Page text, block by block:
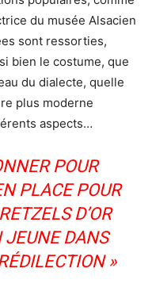
du musée Alsacien
sont ressorties,
bien le costume, que
du dialecte, quelle
plus moderne
aspects…
POUR
PLACE POUR
D’OR
JEUNE DANS
»